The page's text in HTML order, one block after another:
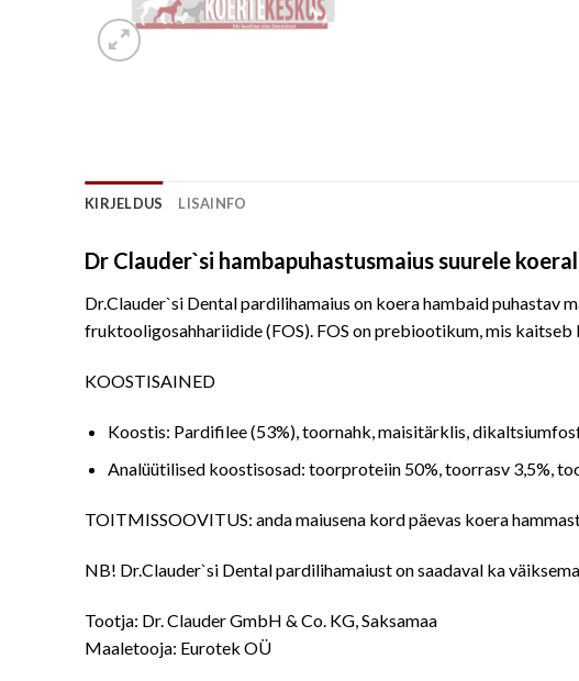
KIRJELDUS LISAINFO
Dr Clauder`si hambapuhastusmaius suurele
Dr.Clauder`si Dental pardilihamaius on koera hambaid puhastav
fruktooligosahhariidide (FOS). FOS on prebiootikum, mis
KOOSTISAINED
Koostis: Pardifilee (53%), toornahk, maisitärklis,
Analüütilised koostisosad: toorproteiin 50%, toorrasv 3,5%,
TOITMISSOOVITUS: anda maiusena kord päevas koera
NB! Dr.Clauder`si Dental pardilihamaiust on saadaval ka
Tootja: Dr. Clauder GmbH & Co. KG, Saksamaa
Maaletooja: Eurotek OÜ